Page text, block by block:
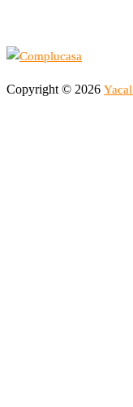
Copyright © 2026 Yacal